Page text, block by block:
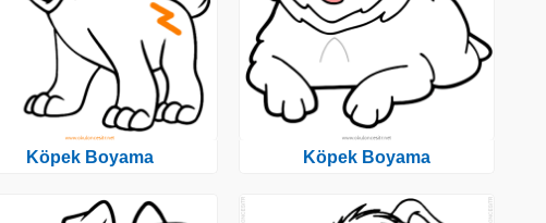
Köpek Boyama Köpek Boyama